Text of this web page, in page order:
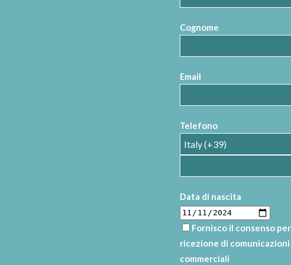
Cognome
Email
Telefono
Data di nascita
Fornisco il consenso
ricezione di comunicazioni
commerciali